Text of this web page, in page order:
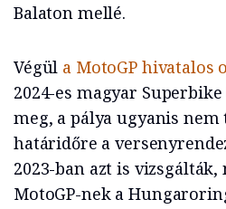
Balaton mellé.
Végül a MotoGP hivatalos
2024-es magyar
meg, a pálya ugyanis
határidőre a
2023-ban azt is
MotoGP-nek a